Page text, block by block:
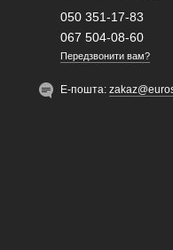
050 351-17-83
067 504-08-60
Передзвонити вам?
Е-пошта: